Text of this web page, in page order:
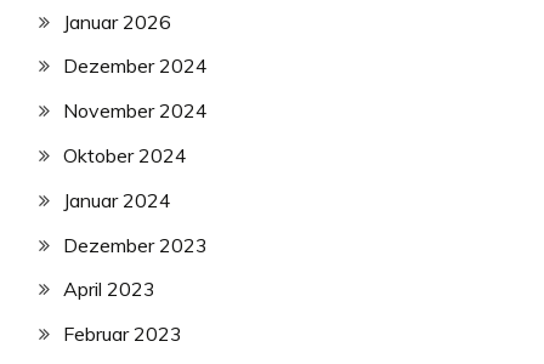
Januar 2026
Dezember 2024
November 2024
Oktober 2024
Januar 2024
Dezember 2023
April 2023
Februar 2023